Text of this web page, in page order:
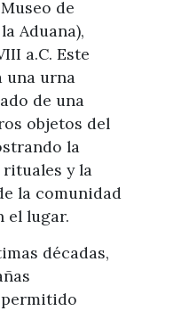
de
Aduana),
a.C. Este
una urna
de una
objetos del
la
y la
la comunidad
el lugar.
décadas,